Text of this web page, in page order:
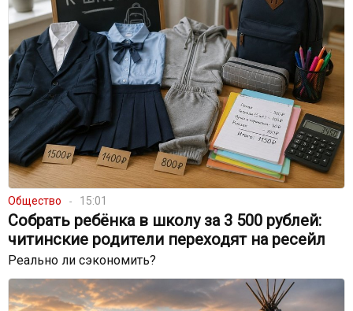
Общество 15:01
Собрать ребёнка в школу за 3 500 рублей:
читинские родители переходят на ресейл
Реально ли сэкономить?